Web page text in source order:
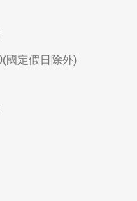
國定假日除外)